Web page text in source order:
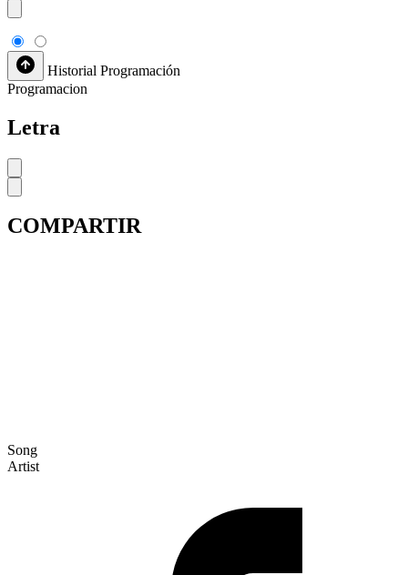
Historial Programación
Programacion
Letra
COMPARTIR
Song
Artist